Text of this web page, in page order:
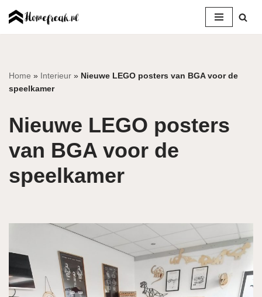
inhoud
Home » Interieur » Nieuwe LEGO posters van BGA voor de
speelkamer
Nieuwe LEGO posters
van BGA voor de
speelkamer